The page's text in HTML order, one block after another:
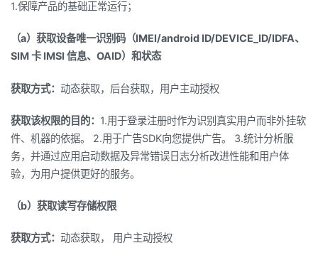
1.保障产品的基础正常运行；
（a）获取设备唯一识别码（IMEI/android ID/DEVICE_ID/IDFA、
SIM 卡 IMSI 信息、OAID）和状态
获取方式： 动态获取，后台获取，用户主动授权
获取该权限的目的： 1.用于登录注册时作为识别真实用户而非外挂软
件、机器的依据。 2.用于广告SDK向您提供广告。 3.统计分析服
务，并通过应用启动数据及异常错误日志分析改进性能和用户体
验，为用户提供更好的服务。
（b）获取读写存储权限
获取方式： 动态获取， 用户主动授权